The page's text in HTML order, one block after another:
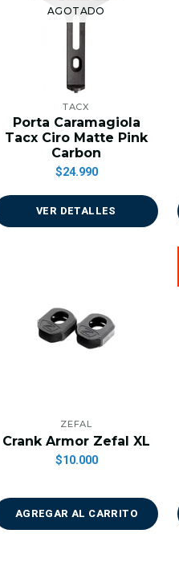
AGOTADO
TACX
Porta Caramagiola
Tacx Ciro Matte Pink
Carbon
$24.990
VER DETALLES
ZEFAL
Crank Armor Zefal XL
$10.000
AGREGAR AL CARRITO